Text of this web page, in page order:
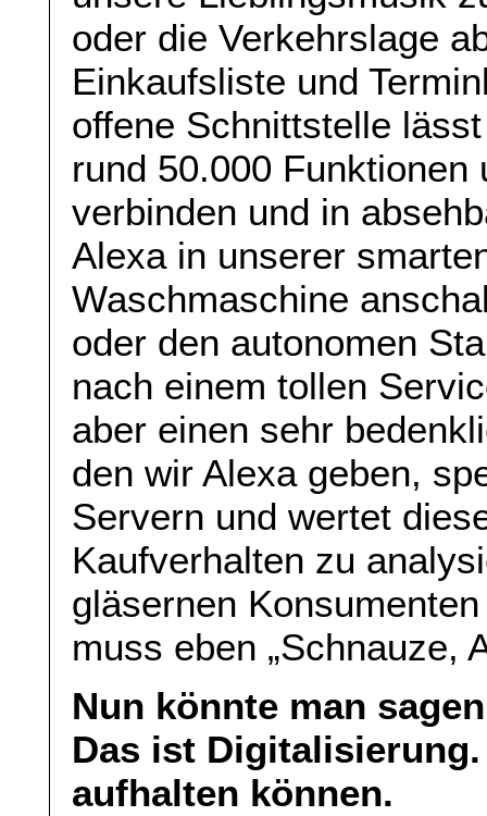
oder die Verkehrslage
Einkaufsliste und
offene Schnittstelle
rund 50.000
verbinden und in
Alexa in unserer
Waschmaschine
oder den autonomen
nach einem tollen
aber einen sehr
den wir Alexa geben,
Servern und wertet
Kaufverhalten zu
gläsernen
muss eben „Schnauze,
Nun könnte man
Das ist
aufhalten können.